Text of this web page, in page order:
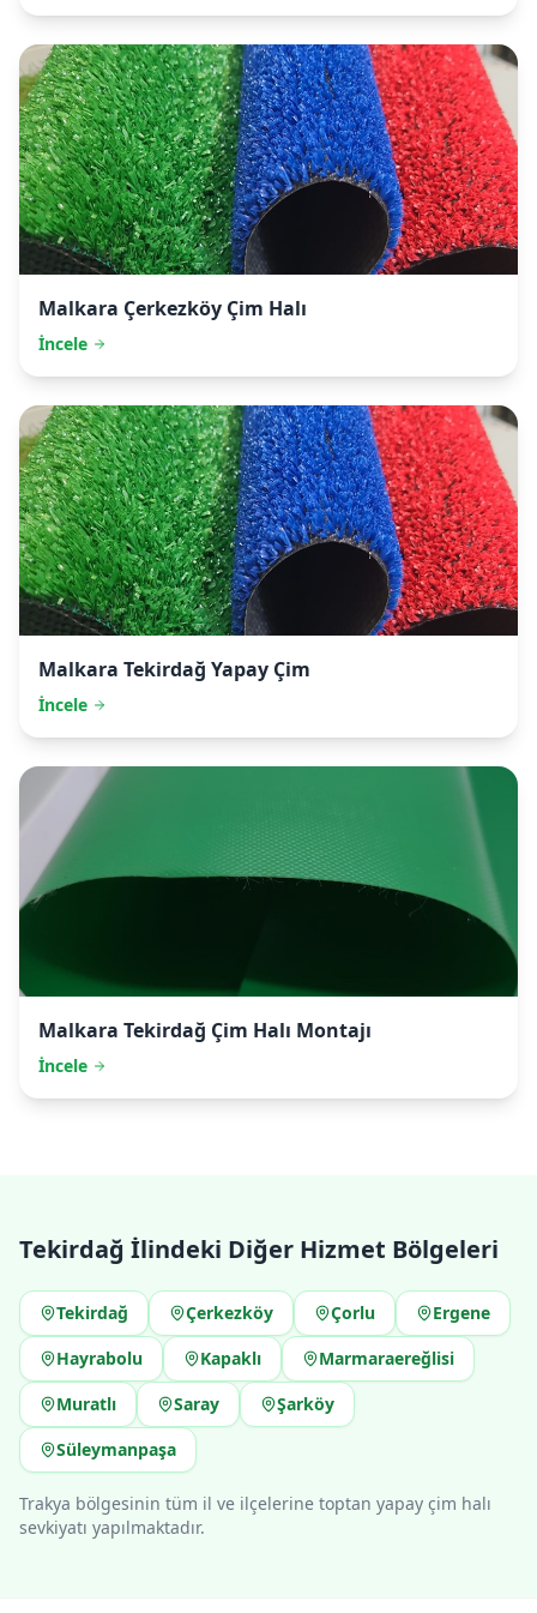
Malkara Çerkezköy Çim Halı
İncele
Malkara Tekirdağ Yapay Çim
İncele
Malkara Tekirdağ Çim Halı Montajı
İncele
Tekirdağ İlindeki Diğer Hizmet Bölgeleri
Tekirdağ Çerkezköy Çorlu
Ergene
Hayrabolu
Kapaklı
Marmaraereğlisi
Muratlı
Saray
Şarköy
Süleymanpaşa
Trakya bölgesinin tüm il ve ilçelerine toptan yapay çim halı
sevkiyatı yapılmaktadır.